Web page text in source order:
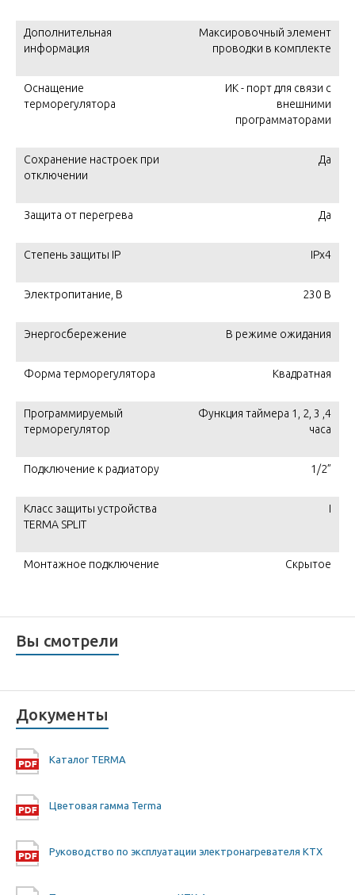
Дополнительная
информация
Максировочный элемент
проводки в комплекте
Оснащение
терморегулятора
ИК - порт для связи с
внешними
программаторами
Сохранение настроек при
отключении
Да
Защита от перегрева Да
Степень защиты IP IPx4
Электропитание, В 230 В
Энергосбережение В режиме ожидания
Форма терморегулятора Квадратная
Программируемый
терморегулятор
Функция таймера 1, 2, 3 ,4
часа
Подключение к радиатору 1/2”
Класс защиты устройства
TERMA SPLIT
I
Монтажное подключение Скрытое
Вы смотрели
Документы
Каталог TERMA
Цветовая гамма Terma
Руководство по эксплуатации электронагревателя KTX